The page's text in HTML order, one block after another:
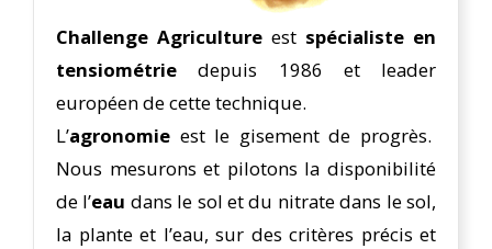
Challenge Agriculture est spécialiste en
tensiométrie depuis 1986 et leader
européen de cette technique.
L’agronomie est le gisement de progrès.
Nous mesurons et pilotons la disponibilité
de l’eau dans le sol et du nitrate dans le sol,
la plante et l’eau, sur des critères précis et